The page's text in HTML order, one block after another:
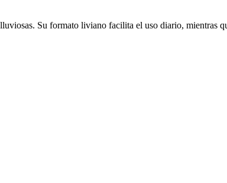
Su formato liviano facilita el uso diario, mientras